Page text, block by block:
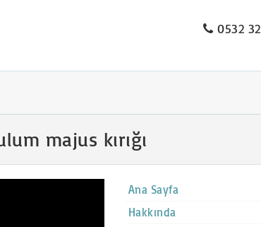
0532
majus kırığı
Ana Sayfa
Hakkında